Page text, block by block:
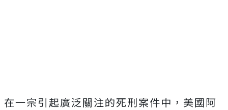
在一宗引起廣泛關注的死刑案件中，美國阿